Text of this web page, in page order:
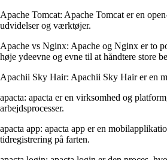
Apache Tomcat: Apache Tomcat er en
udvidelser og værktøjer.
Apache vs Nginx: Apache og Nginx er to
høje ydeevne og evne til at håndtere store
Apachii Sky Hair: Apachii Sky Hair er en
apacta: apacta er en virksomhed og
arbejdsprocesser.
apacta app: apacta app er en
tidregistrering på farten.